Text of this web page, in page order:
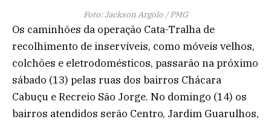
Foto: Jackson Argolo / PMG
Os caminhões da operação Cata-Tralha de
recolhimento de inservíveis, como móveis velhos,
colchões e eletrodomésticos, passarão na próximo
sábado (13) pelas ruas dos bairros Chácara
Cabuçu e Recreio São Jorge. No domingo (14) os
bairros atendidos serão Centro, Jardim Guarulhos,